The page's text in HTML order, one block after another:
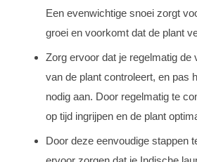
Een evenwichtige snoei zorgt
groei en voorkomt dat de plant
Zorg ervoor dat je regelmatig de
van de plant controleert, en pas
nodig aan. Door regelmatig te
op tijd ingrijpen en de plant
Door deze eenvoudige stappen